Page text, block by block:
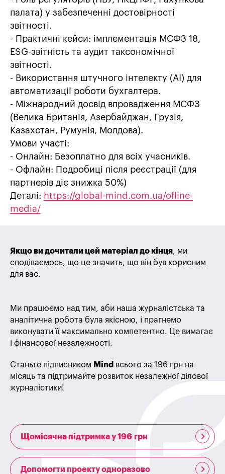
палата) у забезпеченні достовірності
звітності.
- Практичні кейси: імплементація МСФЗ 18,
ESG-звітність та аудит таксономічної
звітності.
- Використання штучного інтелекту (AI) для
автоматизації роботи бухгалтера.
- Міжнародний досвід впровадження МСФЗ
(Велика Британія, Азербайджан, Грузія,
Казахстан, Румунія, Молдова).
Умови участі:
- Онлайн: Безоплатно для всіх учасників.
- Офлайн: Подробиці після реєстрації (для
партнерів діє знижка 50%)
Деталі: https://global-mind.com.ua/ofline-
media/
Якщо ви дочитали цей матеріал до кінця, ми
сподіваємось, що це значить, що він був корисним
для вас.
Ми працюємо над тим, аби наша журналістська та
аналітична робота була якісною, і прагнемо
виконувати її максимально компетентно. Це вимагає
і фінансової незалежності.
Станьте підписником Mind всього за 196 грн на
місяць та підтримайте розвиток незалежної ділової
журналістики!
Щомісячна підтримка у 196 грн
Допомогти проекту одноразово